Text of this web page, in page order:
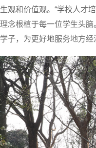
生观和价值观。“学校人才
理念根植于每一位学生头
学子，为更好地服务地方经